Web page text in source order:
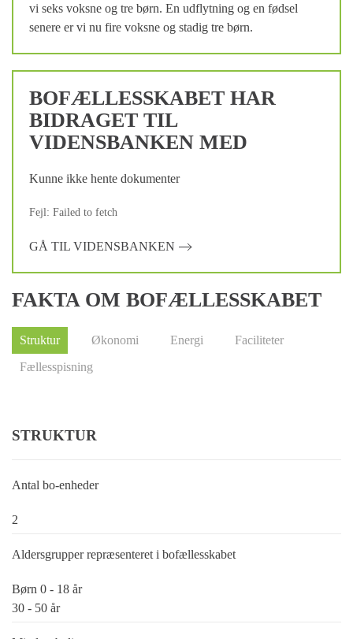
vi seks voksne og tre børn. En udflytning og en fødsel
senere er vi nu fire voksne og stadig tre børn.
BOFÆLLESSKABET HAR
BIDRAGET TIL
VIDENSBANKEN MED
Kunne ikke hente dokumenter
Fejl: Failed to fetch
GÅ TIL VIDENSBANKEN
FAKTA OM BOFÆLLESSKABET
Struktur Økonomi Energi
Faciliteter
Fællesspisning
STRUKTUR
Antal bo-enheder
2
Aldersgrupper repræsenteret i bofællesskabet
Børn 0 - 18 år
30 - 50 år